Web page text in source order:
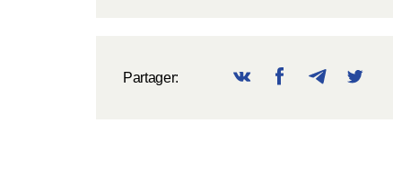
Partager: